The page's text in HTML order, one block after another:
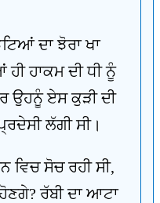
ਦਾ ਝੋਰਾ ਖਾ
ਹਾਕਮ ਦੀ ਧੀ ਨੂੰ
ਉਹਨੂੰ ਏਸ ਕੁੜੀ ਦੀ
ਲੱਗੀ ਸੀ।
ਸੋਚ ਰਹੀ ਸੀ,
ਰੱਬੀ ਦਾ ਆਟਾ